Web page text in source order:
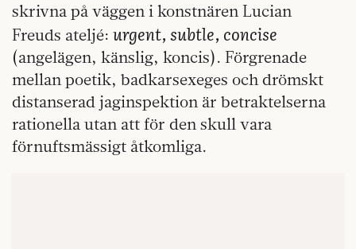
skrivna på väggen i konstnären Lucian
Freuds ateljé: urgent, subtle, concise
(angelägen, känslig, koncis). Förgrenade
mellan poetik, badkarsexeges och drömskt
distanserad jaginspektion är betraktelserna
rationella utan att för den skull vara
förnuftsmässigt åtkomliga.